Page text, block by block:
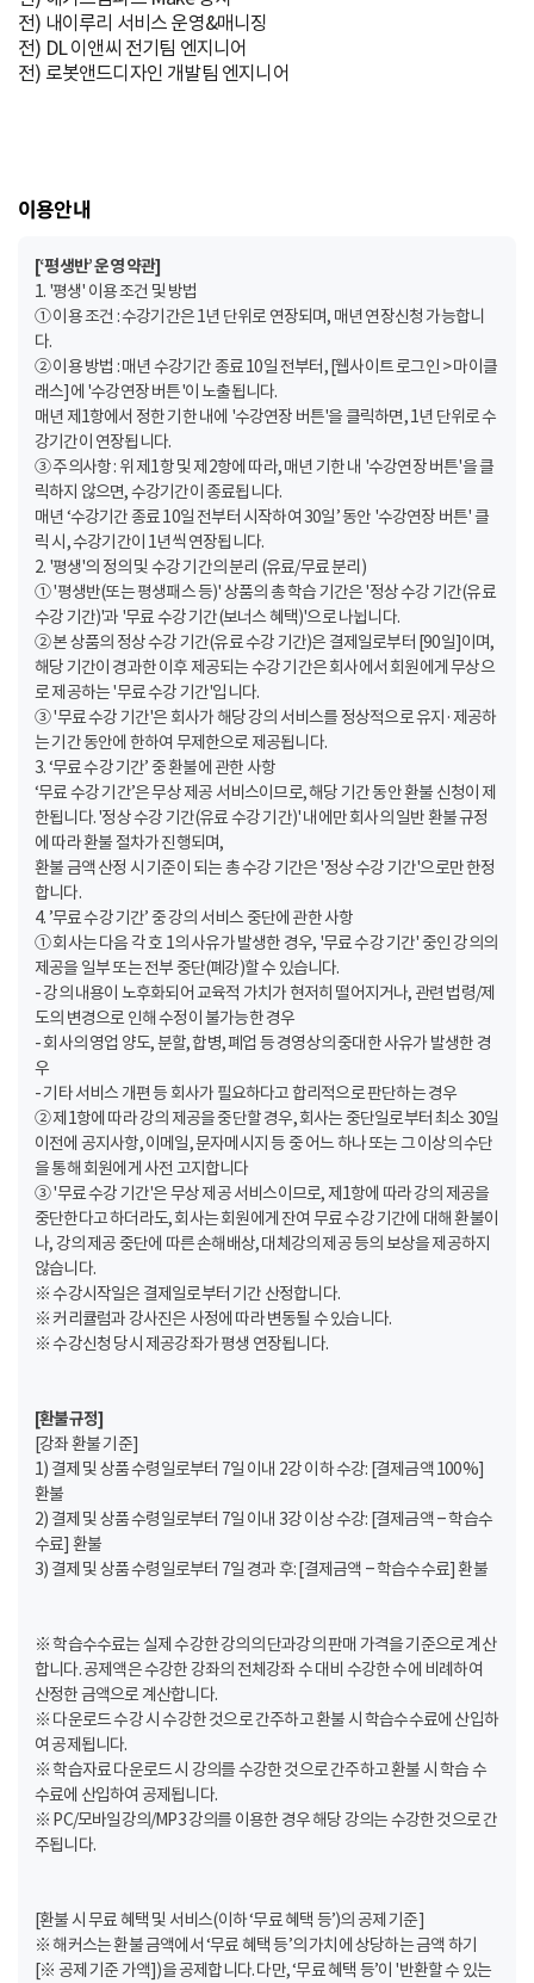
전) 내이루리 서비스 운영&매니징
전) DL 이앤씨 전기팀 엔지니어
전) 로봇앤드디자인 개발팀 엔지니어
이용안내
[‘평생반’ 운영 약관]
1. '평생' 이용 조건 및 방법
① 이용 조건 : 수강기간은 1년 단위로 연장되며, 매년 연장신청 가능합니
다.
② 이용 방법 : 매년 수강기간 종료 10일 전부터, [웹사이트 로그인 > 마이클
래스]에 '수강연장 버튼'이 노출됩니다.
매년 제1항에서 정한 기한 내에 '수강연장 버튼'을 클릭하면, 1년 단위로 수
강기간이 연장됩니다.
③ 주의사항 : 위 제1항 및 제2항에 따라, 매년 기한 내 '수강연장 버튼'을 클
릭하지 않으면, 수강기간이 종료됩니다.
매년 ‘수강기간 종료 10일 전부터 시작하여 30일’ 동안 '수강연장 버튼' 클
릭 시, 수강기간이 1년씩 연장됩니다.
2. '평생'의 정의 및 수강 기간의 분리 (유료/무료 분리)
① '평생반(또는 평생패스 등)' 상품의 총 학습 기간은 '정상 수강 기간(유료
수강 기간)'과 '무료 수강 기간(보너스 혜택)'으로 나뉩니다.
② 본 상품의 정상 수강 기간(유료 수강 기간)은 결제일로부터 [90일]이며,
해당 기간이 경과한 이후 제공되는 수강 기간은 회사에서 회원에게 무상으
로 제공하는 '무료 수강 기간'입니다.
③ '무료 수강 기간'은 회사가 해당 강의 서비스를 정상적으로 유지·제공하
는 기간 동안에 한하여 무제한으로 제공됩니다.
3. ‘무료 수강 기간’ 중 환불에 관한 사항
‘무료 수강 기간’은 무상 제공 서비스이므로, 해당 기간 동안 환불 신청이 제
한됩니다. '정상 수강 기간(유료 수강 기간)' 내에만 회사의 일반 환불 규정
에 따라 환불 절차가 진행되며,
환불 금액 산정 시 기준이 되는 총 수강 기간은 '정상 수강 기간'으로만 한정
합니다.
4. ’무료 수강 기간’ 중 강의 서비스 중단에 관한 사항
① 회사는 다음 각 호 1의 사유가 발생한 경우, '무료 수강 기간' 중인 강의의
제공을 일부 또는 전부 중단(폐강)할 수 있습니다.
- 강의 내용이 노후화되어 교육적 가치가 현저히 떨어지거나, 관련 법령/제
도의 변경으로 인해 수정이 불가능한 경우
- 회사의 영업 양도, 분할, 합병, 폐업 등 경영상의 중대한 사유가 발생한 경
우
- 기타 서비스 개편 등 회사가 필요하다고 합리적으로 판단하는 경우
② 제1항에 따라 강의 제공을 중단할 경우, 회사는 중단일로부터 최소 30일
이전에 공지사항, 이메일, 문자메시지 등 중 어느 하나 또는 그 이상의 수단
을 통해 회원에게 사전 고지합니다
③ '무료 수강 기간'은 무상 제공 서비스이므로, 제1항에 따라 강의 제공을
중단한다고 하더라도, 회사는 회원에게 잔여 무료 수강 기간에 대해 환불이
나, 강의 제공 중단에 따른 손해배상, 대체강의 제공 등의 보상을 제공하지
않습니다.
※ 수강시작일은 결제일로부터 기간 산정합니다.
※ 커리큘럼과 강사진은 사정에 따라 변동될 수 있습니다.
※ 수강신청 당시 제공강좌가 평생 연장됩니다.
[환불규정]
[강좌 환불 기준]
1) 결제 및 상품 수령일로부터 7일 이내 2강 이하 수강: [결제금액 100%]
환불
2) 결제 및 상품 수령일로부터 7일 이내 3강 이상 수강: [결제금액 – 학습수
수료] 환불
3) 결제 및 상품 수령일로부터 7일 경과 후: [결제금액 – 학습수수료] 환불
※ 학습수수료는 실제 수강한 강의의 단과강의 판매 가격을 기준으로 계산
합니다. 공제액은 수강한 강좌의 전체강좌 수 대비 수강한 수에 비례하여
산정한 금액으로 계산합니다.
※ 다운로드 수강 시 수강한 것으로 간주하고 환불 시 학습수수료에 산입하
여 공제됩니다.
※ 학습자료 다운로드 시 강의를 수강한 것으로 간주하고 환불 시 학습 수
수료에 산입하여 공제됩니다.
※ PC/모바일강의/MP3 강의를 이용한 경우 해당 강의는 수강한 것으로 간
주됩니다.
[환불 시 무료 혜택 및 서비스(이하 ‘무료 혜택 등’)의 공제 기준]
※ 해커스는 환불 금액에서 ‘무료 혜택 등’의 가치에 상당하는 금액 하기
[※ 공제 기준 가액])을 공제합니다. 다만, ‘무료 혜택 등’이 '반환할 수 있는